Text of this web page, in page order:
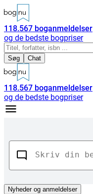
118.567 boganmeldelser
og de bedste bogpriser
Søg Chat
118.567 boganmeldelser
og de bedste bogpriser
Nyhederog anmeldelser